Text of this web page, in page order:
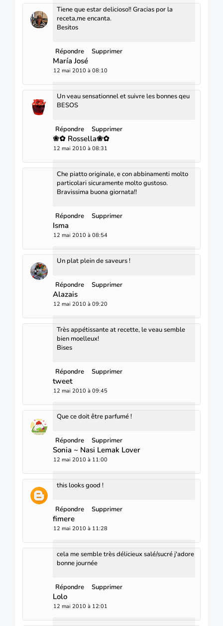
Tiene que estar delicioso!! Gracias por la
receta,me encanta.
Besitos
Répondre Supprimer
María José
12 mai 2010 à 08:10
Un veau sensationnel et suivre les bonnes qeu
BESOS
Répondre Supprimer
❀✿ Rossella❀✿
12 mai 2010 à 08:31
Che piatto originale, e con abbinamenti molto
particolari sicuramente molto gustoso.
Bravissima buona giornata!!
Répondre Supprimer
Isma
12 mai 2010 à 08:54
Un plat plein de saveurs !
Répondre Supprimer
Alazais
12 mai 2010 à 09:20
Très appétissante at recette, le veau semble
bien moelleux!
Bises
Répondre Supprimer
tweet
12 mai 2010 à 09:45
Que ce doit être parfumé !
Répondre Supprimer
Sonia ~ Nasi Lemak Lover
12 mai 2010 à 11:00
this looks good !
Répondre Supprimer
fimere
12 mai 2010 à 11:28
cela me semble très délicieux salé/sucré j'adore
bonne journée
Répondre Supprimer
Lolo
12 mai 2010 à 12:01